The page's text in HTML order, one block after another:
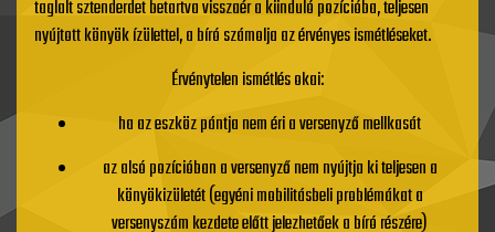
taglalt sztenderdet betartva visszaér a kiinduló pozícióba, teljesen
nyújtott könyök ízülettel, a bíró számolja az érvényes ismétléseket.
Érvénytelen ismétlés okai:
ha az eszköz pántja nem éri a versenyző mellkasát
az alsó pozícióban a versenyző nem nyújtja ki teljesen a
könyökizületét (egyéni mobilitásbeli problémákat a
versenyszám kezdete előtt jelezhetőek a bíró részére)